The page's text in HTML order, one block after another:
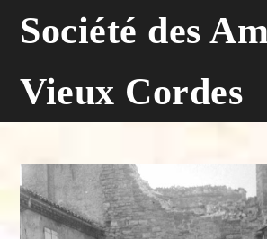
Société des
Vieux Cordes